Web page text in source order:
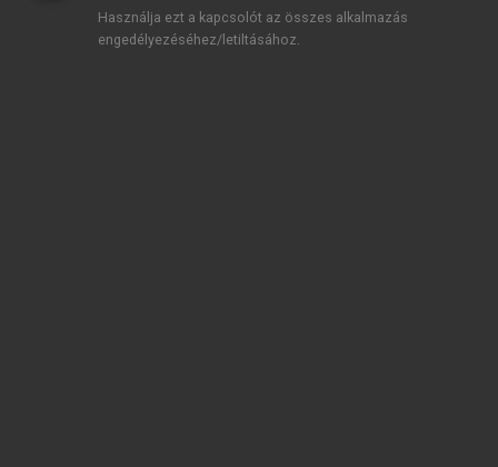
Használja ezt a kapcsolót az összes alkalmazás
engedélyezéséhez/letiltásához.